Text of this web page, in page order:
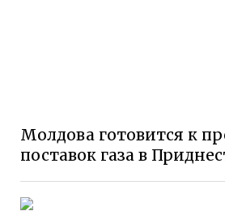
Молдова готовится к
поставок газа в